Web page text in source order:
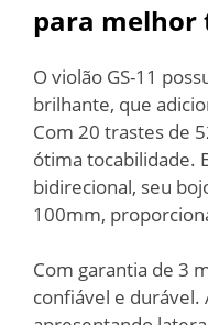
para melhor
O violão GS-11
brilhante, que
Com 20 trastes de
ótima tocabilidade.
bidirecional, seu
100mm,
Com garantia de 3
confiável e durável.